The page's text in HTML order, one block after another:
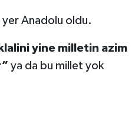
yer Anadolu oldu.
yine milletin azim
ya da bu millet yok